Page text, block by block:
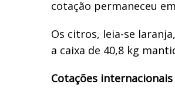
cotação permaneceu
Os citros, leia-se
a caixa de 40,8 kg
Cotações internacionais